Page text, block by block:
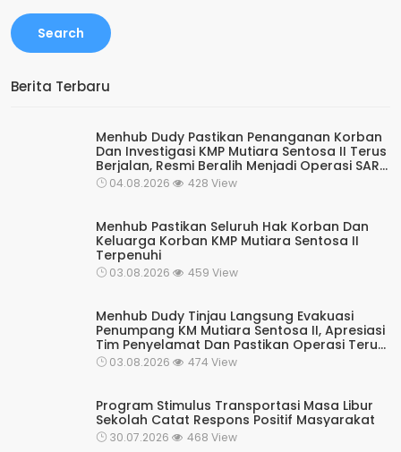
Search
Berita Terbaru
Menhub Dudy Pastikan Penanganan Korban
Dan Investigasi KMP Mutiara Sentosa II Terus
Berjalan, Resmi Beralih Menjadi Operasi SAR
Rutin Kesiapsiagaan
04.08.2026 428 View
Menhub Pastikan Seluruh Hak Korban Dan
Keluarga Korban KMP Mutiara Sentosa II
Terpenuhi
03.08.2026 459 View
Menhub Dudy Tinjau Langsung Evakuasi
Penumpang KM Mutiara Sentosa II, Apresiasi
Tim Penyelamat Dan Pastikan Operasi Terus
Berjalan
03.08.2026 474 View
Program Stimulus Transportasi Masa Libur
Sekolah Catat Respons Positif Masyarakat
30.07.2026 468 View